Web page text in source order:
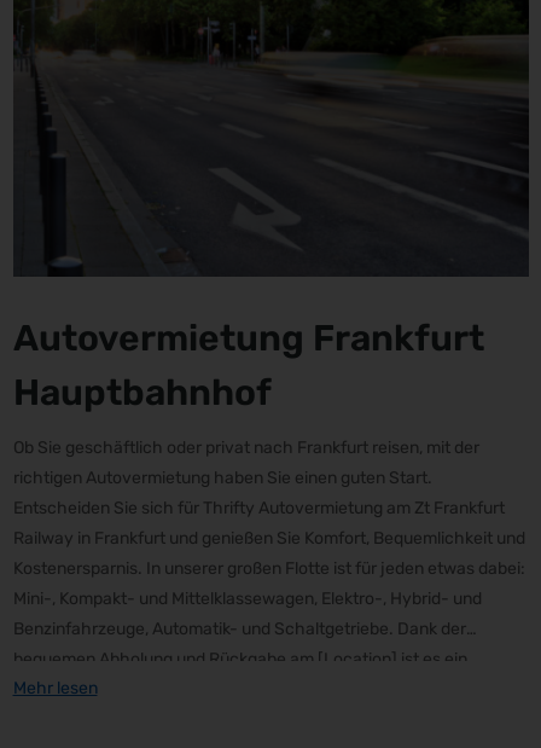
Autovermietung Frankfurt
Hauptbahnhof
Ob Sie geschäftlich oder privat nach Frankfurt reisen, mit der
richtigen Autovermietung haben Sie einen guten Start.
Entscheiden Sie sich für Thrifty Autovermietung am Zt Frankfurt
Railway in Frankfurt und genießen Sie Komfort, Bequemlichkeit und
Kostenersparnis. In unserer großen Flotte ist für jeden etwas dabei:
Mini-, Kompakt- und Mittelklassewagen, Elektro-, Hybrid- und
Benzinfahrzeuge, Automatik- und Schaltgetriebe. Dank der
bequemen Abholung und Rückgabe am [Location] ist es ein
Kinderspiel, Frankfurt zu erkunden und zum gewünschten Zeitpunkt
Mehr lesen